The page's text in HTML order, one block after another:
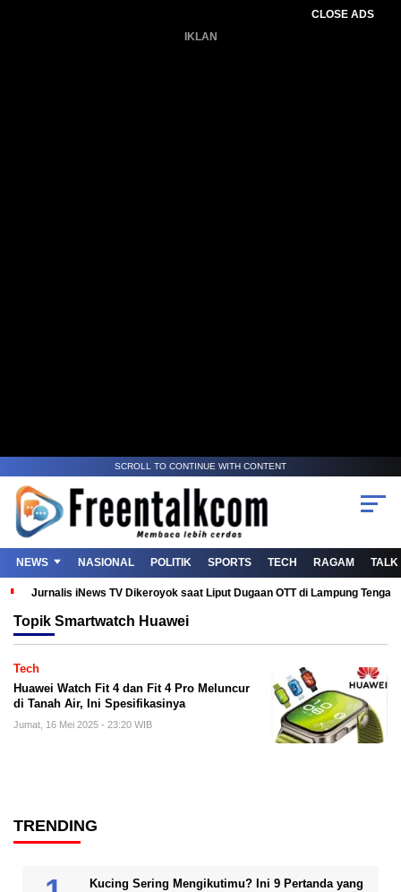
CLOSE ADS
IKLAN
SCROLL TO CONTINUE WITH CONTENT
NEWS NASIONAL POLITIK SPORTS TECH RAGAM TALK
Jurnalis iNews TV Dikeroyok saat Liput Dugaan OTT di Lampung
Topik Smartwatch Huawei
Tech
Huawei Watch Fit 4 dan Fit 4 Pro Meluncur
di Tanah Air, Ini Spesifikasinya
Jumat, 16 Mei 2025 - 23:20 WIB
TRENDING
Kucing Sering Mengikutimu? Ini 9 Pertanda yang